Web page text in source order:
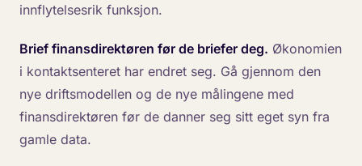
innflytelsesrik funksjon.
Brief finansdirektøren før de briefer deg. Økonomien
i kontaktsenteret har endret seg. Gå gjennom den
nye driftsmodellen og de nye målingene med
finansdirektøren før de danner seg sitt eget syn fra
gamle data.